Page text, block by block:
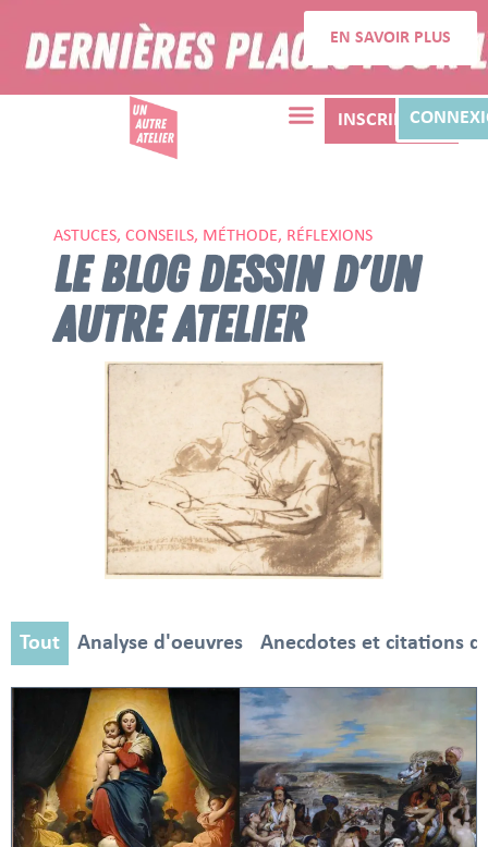
EN SAVOIR PLUS
INSCRIPTION
ASTUCES, CONSEILS, MÉTHODE, RÉFLEXIONS
LE BLOG DESSIN D'UN
AUTRE ATELIER
Analyse d'oeuvres Anecdotes et citations
Tout